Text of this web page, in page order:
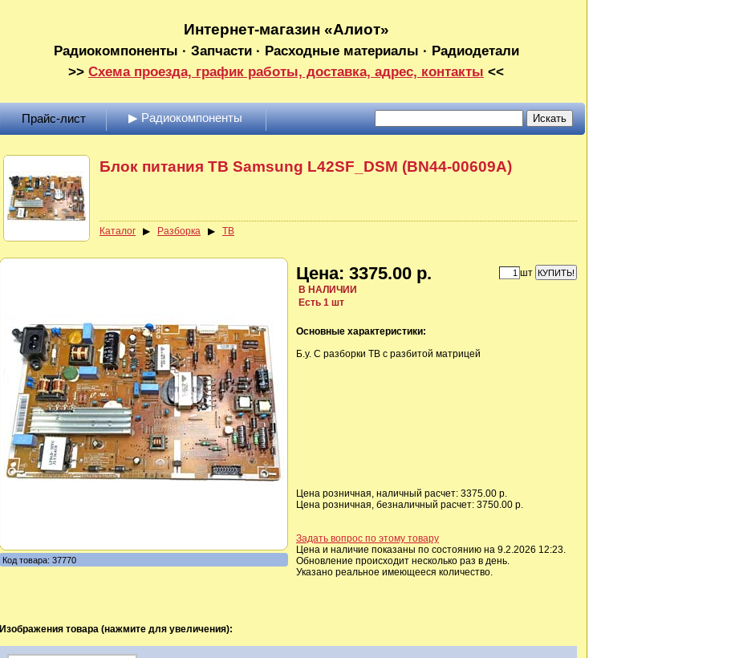
Интернет-магазин «Алиот»
Радиокомпоненты · Запчасти · Расходные материалы · Радиодетали
>> Схема проезда, график работы, доставка, адрес, контакты <<
Прайс-лист ▶ Радиокомпоненты
Блок питания ТВ Samsung L42SF_DSM (BN44-00609A)
Каталог ▶ Разборка ▶ ТВ
Код товара: 37770
Цена: 3375.00 р.
В НАЛИЧИИ
Есть 1 шт
шт
Основные характеристики:
Б.у. С разборки ТВ с разбитой матрицей
Цена розничная, наличный расчет: 3375.00 р.
Цена розничная, безналичный расчет: 3750.00 р.
Задать вопрос по этому товару
Цена и наличие показаны по состоянию на 9.2.2026 12:23.
Обновление происходит несколько раз в день.
Указано реальное имеющееся количество.
Изображения товара (нажмите для увеличения):